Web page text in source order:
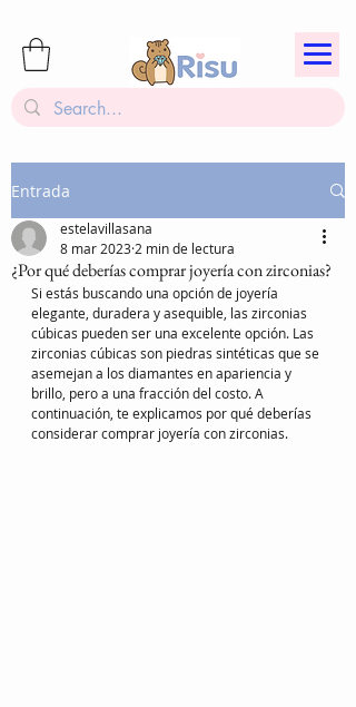
Entrada
¿Por qué deberías comprar joyería con zirconias?
estelavillasana
8 mar 2023 2 min de lectura
Si estás buscando una opción de joyería
elegante, duradera y asequible, las zirconias
cúbicas pueden ser una excelente opción. Las
zirconias cúbicas son piedras sintéticas que se
asemejan a los diamantes en apariencia y
brillo, pero a una fracción del costo. A
continuación, te explicamos por qué deberías
considerar comprar joyería con zirconias.